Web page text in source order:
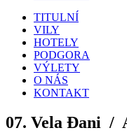
TITULNÍ
VILY
HOTELY
PODGORA
VÝLETY
O NÁS
KONTAKT
07. Vela Đani /